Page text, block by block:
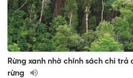
Rừng xanh nhờ chính sách chi
rừng